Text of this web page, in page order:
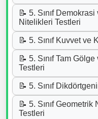
📝 5. Sınıf
Nitelikleri Testleri
📝 5. Sınıf Kuvvet
📝 5. Sınıf Tam
Testleri
📝 5. Sınıf
📝 5. Sınıf
Testleri